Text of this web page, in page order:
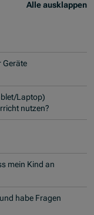
Alle ausklappen
Geräte
Laptop)
nutzen?
mein Kind an
habe Fragen